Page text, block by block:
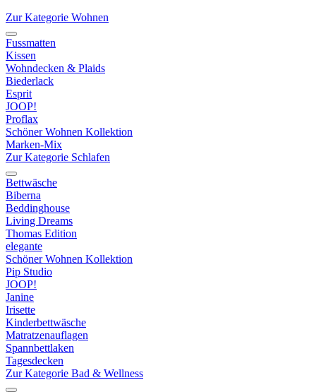
Zur Kategorie Wohnen
Fussmatten
Kissen
Wohndecken & Plaids
Biederlack
Esprit
JOOP!
Proflax
Schöner Wohnen Kollektion
Marken-Mix
Zur Kategorie Schlafen
Bettwäsche
Biberna
Beddinghouse
Living Dreams
Thomas Edition
elegante
Schöner Wohnen Kollektion
Pip Studio
JOOP!
Janine
Irisette
Kinderbettwäsche
Matratzenauflagen
Spannbettlaken
Tagesdecken
Zur Kategorie Bad & Wellness